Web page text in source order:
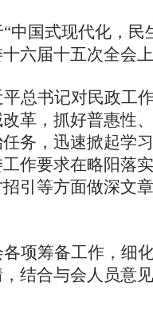
“中国式现代化，
六届十五次全会
总书记对民政工
革，抓好普惠性
务，迅速掀起学习
作要求在略阳落实
引 等方面做深文
项筹备工作， 细
结合与会人员意